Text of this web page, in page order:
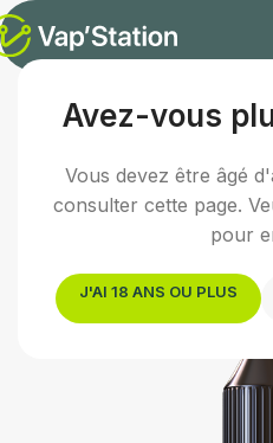
Avez-vous
Vous devez être âgé
consulter cette page.
pour
J'AI 18 ANS OU PLUS
Accueil /E-liquides/E-